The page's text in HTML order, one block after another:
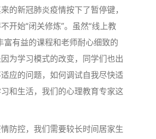
的新冠肺炎疫情按下了暂停键，
开始“闭关修炼”。虽然“线上教
富有益的课程和老师耐心细致的
为学习模式的改变，同学们也出
应的问题，如何调试自我尽快适
和生活，我们的心理教育专家这
防控，我们需要较长时间居家生